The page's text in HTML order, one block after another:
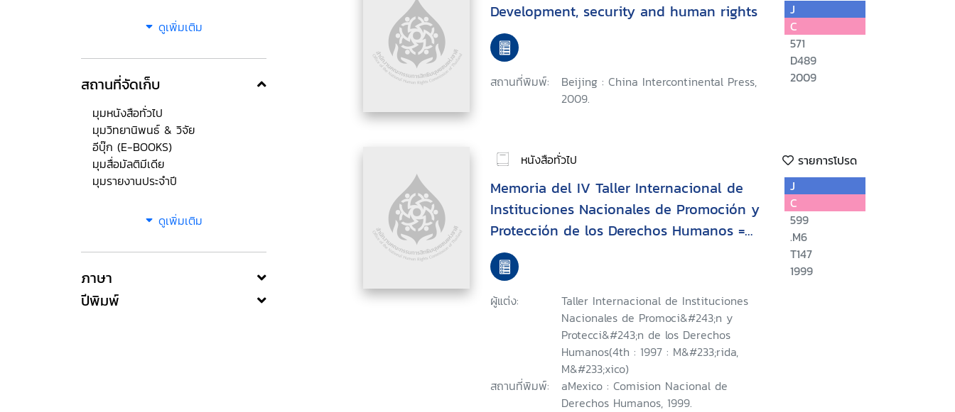
ดูเพิ่มเติม
สถานที่จัดเก็บ
มุมหนังสือทั่วไป
มุมวิทยานิพนธ์ & วิจัย
อีบุ๊ก (E-BOOKS)
มุมสื่อมัลติมีเดีย
มุมรายงานประจำปี
ดูเพิ่มเติม
ภาษา
ปีพิมพ์
Development, security and human rights
สถานที่พิมพ์:
Beijing : China Intercontinental Press,
2009.
J
C
571
D489
2009
หนังสือทั่วไป รายการโปรด
Memoria del IV Taller Internacional de
Instituciones Nacionales de Promoción y
Protección de los Derechos Humanos =
Summary of the Fourth International
Workshop on National Institutions for the
Promotion and Protection for Human
Rights = Compte Rendu de la Quatrième
Recontre Internationale des Institutions
Nationales pour la Promotion et la
Protection des Droits de l'Homme
ผู้แต่ง:
Taller Internacional de Instituciones
Nacionales de Promoci&#243;n y
Protecci&#243;n de los Derechos
Humanos(4th : 1997 : M&#233;rida,
M&#233;xico)
สถานที่พิมพ์:
aMexico : Comision Nacional de
Derechos Humanos, 1999.
J
C
599
.M6
T147
1999